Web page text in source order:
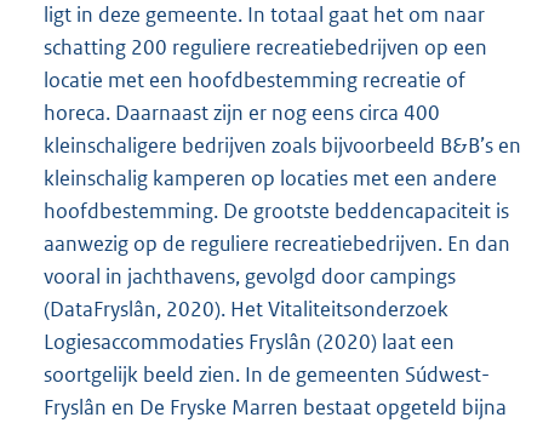
ligt in deze gemeente. In totaal gaat het om naar
schatting 200 reguliere recreatiebedrijven op een
locatie met een hoofdbestemming recreatie of
horeca. Daarnaast zijn er nog eens circa 400
kleinschaligere bedrijven zoals bijvoorbeeld B&B’s en
kleinschalig kamperen op locaties met een andere
hoofdbestemming. De grootste beddencapaciteit is
aanwezig op de reguliere recreatiebedrijven. En dan
vooral in jachthavens, gevolgd door campings
(DataFryslân, 2020). Het Vitaliteitsonderzoek
Logiesaccommodaties Fryslân (2020) laat een
soortgelijk beeld zien. In de gemeenten Súdwest-
Fryslân en De Fryske Marren bestaat opgeteld bijna